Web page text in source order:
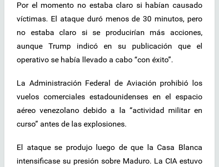
Por el momento no estaba claro si habían causado
víctimas. El ataque duró menos de 30 minutos, pero
no estaba claro si se producirían más acciones,
aunque Trump indicó en su publicación que el
operativo se había llevado a cabo “con éxito”.
La Administración Federal de Aviación prohibió los
vuelos comerciales estadounidenses en el espacio
aéreo venezolano debido a la “actividad militar en
curso” antes de las explosiones.
El ataque se produjo luego de que la Casa Blanca
intensificase su presión sobre Maduro. La CIA estuvo